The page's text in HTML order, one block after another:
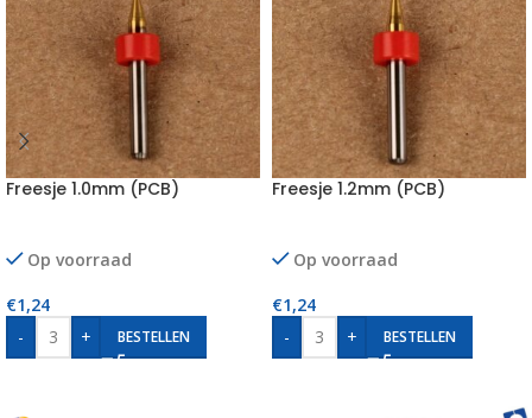
Freesje 1.0mm (PCB)
Op voorraad
€1,24
-
+ BESTELLEN
Freesje 1.2mm (PCB)
Op voorraad
€1,24
-
+ BESTELLEN